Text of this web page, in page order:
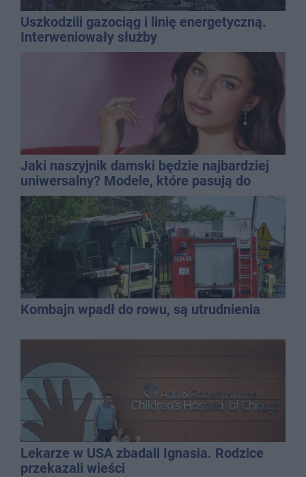
Uszkodzili gazociąg i linię energetyczną.
Interweniowały służby
Jaki naszyjnik damski będzie najbardziej
uniwersalny? Modele, które pasują do
wielu stylizacji
Kombajn wpadł do rowu, są utrudnienia
Lekarze w USA zbadali Ignasia. Rodzice
przekazali wieści